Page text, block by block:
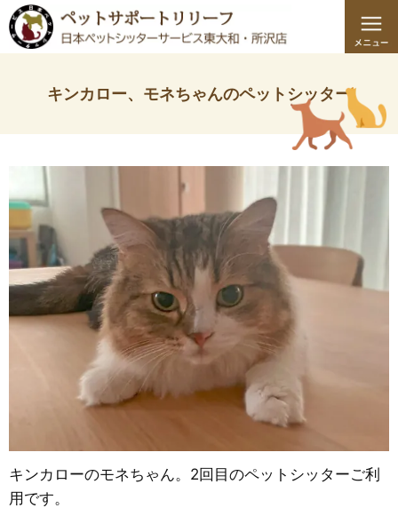
キンカロー、モネちゃんのペットシッター
キンカローのモネちゃん。2回目のペットシッターご利
用です。